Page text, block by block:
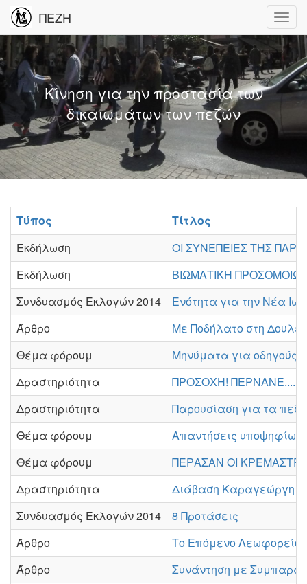
ΠΕΖΗ
Κίνηση για την προστασία των
δικαιωμάτων των πεζών
Τύπος
Τίτλος
Εκδήλωση
ΟΙ ΣΥΝΕΠΕΙΕΣ ΤΗΣ
Εκδήλωση
ΒΙΩΜΑΤΙΚΗ
Συνδυασμός Εκλογών 2014
Ενότητα για την Νέα
Άρθρο
Με Ποδήλατο στη
Θέμα φόρουμ
Μηνύματα για οδηγούς
Δραστηριότητα
ΠΡΟΣΟΧΗ!
Δραστηριότητα
Παρουσίαση για τα
Θέμα φόρουμ
Απαντήσεις
Θέμα φόρουμ
ΠΕΡΑΣΑΝ ΟΙ
Δραστηριότητα
Διάβαση Καραγεώργη
Συνδυασμός Εκλογών 2014
8 Προτάσεις
Άρθρο
Το Επόμενο Λεωφορείο
Άρθρο
Συνάντηση με